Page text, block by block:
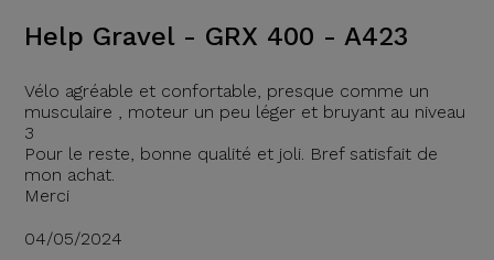
Help Gravel - GRX 400 - A423
Vélo agréable et confortable, presque comme un
musculaire , moteur un peu léger et bruyant au niveau
3
Pour le reste, bonne qualité et joli. Bref satisfait de
mon achat.
Merci
04/05/2024